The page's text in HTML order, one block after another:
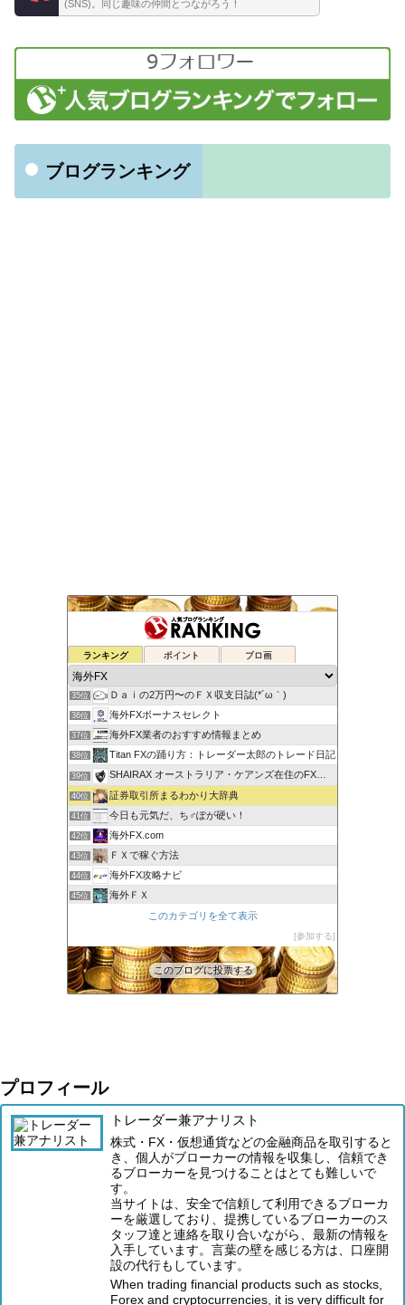
(SNS)。同じ趣味の仲間とつながろう！
ブログランキング
ランキング ポイント ブロ画
33位 ゆるゆる兼業投資家Vtuber編
34位
35位 Ｄａｉの2万円〜のＦＸ収支日誌(*´ω｀)
36位 海外FXボーナスセレクト
37位 海外FX業者のおすすめ情報まとめ
38位 Titan FXの踊り方：トレーダー太郎のトレード日記
39位 SHAIRAX オーストラリア・ケアンズ在住のFXトレーダー
40位 証券取引所まるわかり大辞典
41位 今日も元気だ、ち♂ぽが硬い！
42位 海外FX.com
43位 ＦＸで稼ぐ方法
44位 海外FX攻略ナビ
45位 海外ＦＸ
XM口座開設方法2022
FXの自動売買(EA)は本当に勝てるのか検証してみた
このカテゴリを全て表示
参加する
このブログに投票する
プロフィール
トレーダー兼アナリスト
株式・FX・仮想通貨などの金融商品を取引すると
き、個人がブローカーの情報を収集し、信頼でき
るブローカーを見つけることはとても難しいで
す。
当サイトは、安全で信頼して利用できるブローカ
ーを厳選しており、提携しているブローカーのス
タッフ達と連絡を取り合いながら、最新の情報を
入手しています。言葉の壁を感じる方は、口座開
設の代行もしています。
When trading financial products such as stocks,
Forex and cryptocurrencies, it is very difficult for